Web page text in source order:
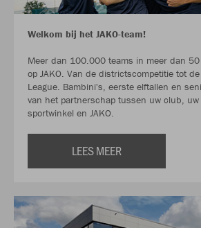
Welkom bij het JAKO-team!
Meer dan 100.000 teams in meer dan
op JAKO. Van de districtscompetitie tot
League. Bambini's, eerste elftallen en
van het partnerschap tussen uw club, uw
sportwinkel en JAKO.
LEES MEER